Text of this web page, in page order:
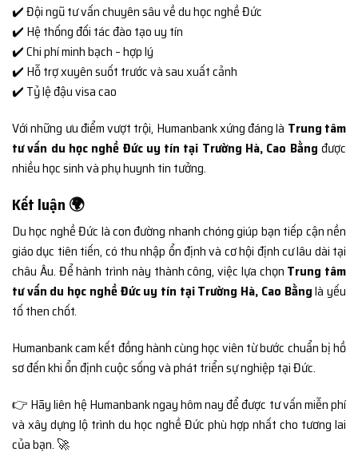
✔️ Đội ngũ tư vấn chuyên sâu về du học nghề Đức
✔️ Hệ thống đối tác đào tạo uy tín
✔️ Chi phí minh bạch – hợp lý
✔️ Hỗ trợ xuyên suốt trước và sau xuất cảnh
✔️ Tỷ lệ đậu visa cao
Với những ưu điểm vượt trội, Humanbank xứng đáng là Trung tâm
tư vấn du học nghề Đức uy tín tại Trường Hà, Cao Bằng được
nhiều học sinh và phụ huynh tin tưởng.
Kết luận 🌍
Du học nghề Đức là con đường nhanh chóng giúp bạn tiếp cận nền
giáo dục tiên tiến, có thu nhập ổn định và cơ hội định cư lâu dài tại
châu Âu. Để hành trình này thành công, việc lựa chọn Trung tâm
tư vấn du học nghề Đức uy tín tại Trường Hà, Cao Bằnglà yếu
tố then chốt.
Humanbank cam kết đồng hành cùng học viên từ bước chuẩn bị hồ
sơ đến khi ổn định cuộc sống và phát triển sự nghiệp tại Đức.
👉 Hãy liên hệ Humanbank ngay hôm nay để được tư vấn miễn phí
và xây dựng lộ trình du học nghề Đức phù hợp nhất cho tương lai
của bạn. 🚀